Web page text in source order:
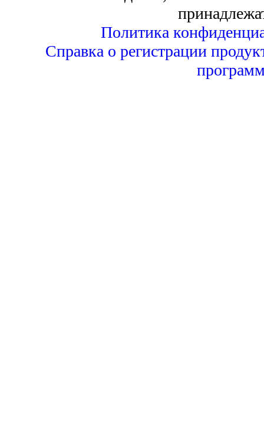
Политика
Справка о регистрации